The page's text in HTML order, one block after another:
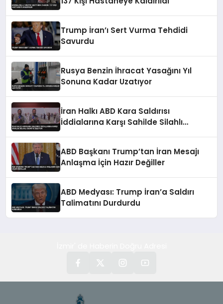
Trump İran’ı Sert Vurma Tehdidi
Savurdu
Rusya Benzin İhracat Yasağını Yıl
Sonuna Kadar Uzatıyor
İran Halkı ABD Kara Saldırısı
İddialarına Karşı Sahilde Silahlı
ABD Başkanı Trump’tan İran Mesajı
Anlaşma İçin Hazır Değiller
ABD Medyası: Trump İran’a Saldırı
Talimatını Durdurdu